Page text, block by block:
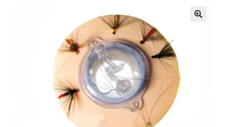
Estado de tramos de pesca
Formulario de contacto
Realizar pedido